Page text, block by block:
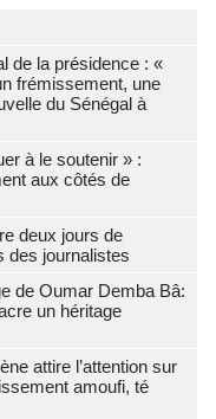
de la présidence : «
frémissement, une
du Sénégal à
à le soutenir » :
aux côtés de
deux jours de
des journalistes
de Oumar Demba Bâ:
un héritage
attire l’attention sur
amoufi, té